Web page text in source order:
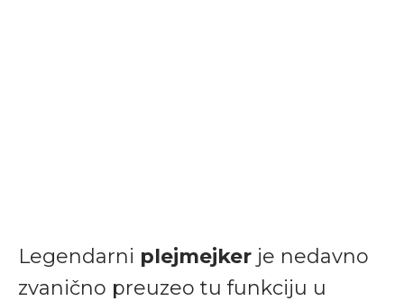
Legendarni plejmejker je nedavno
zvanično preuzeo tu funkciju u